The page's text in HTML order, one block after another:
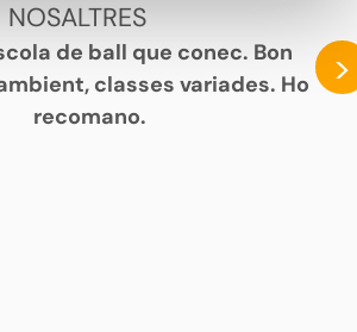
de ball que conec. Bon
classes variades. Ho
recomano.
>